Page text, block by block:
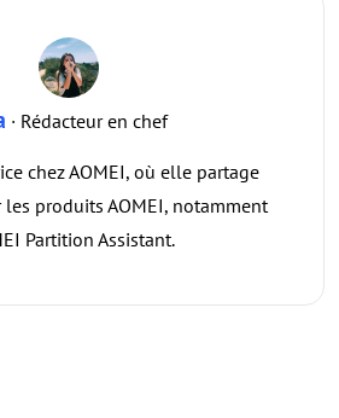
· Rédacteur en chef
chez AOMEI, où elle partage
produits AOMEI, notamment
Partition Assistant.